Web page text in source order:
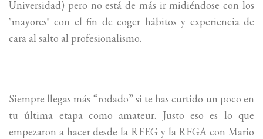
Universidad) pero no está de más ir midiéndose con los
"mayores" con el fin de coger hábitos y experiencia de
cara al salto al profesionalismo.
Siempre llegas más “rodado” si te has curtido un poco en
tu última etapa como amateur. Justo eso es lo que
empezaron a hacer desde la RFEG y la RFGA con Mario